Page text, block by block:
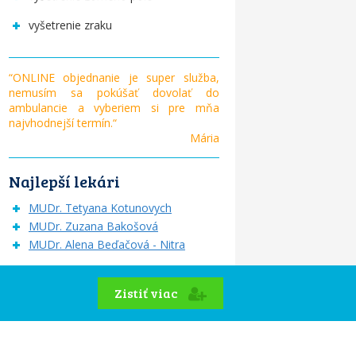
vyšetrenie zraku
“ONLINE objednanie je super služba,
nemusím sa pokúšať dovolať do
ambulancie a vyberiem si pre mňa
najvhodnejší termín.“
Mária
Najlepší lekári
MUDr. Tetyana Kotunovych
MUDr. Zuzana Bakošová
MUDr. Alena Beďačová - Nitra
Zistiť viac